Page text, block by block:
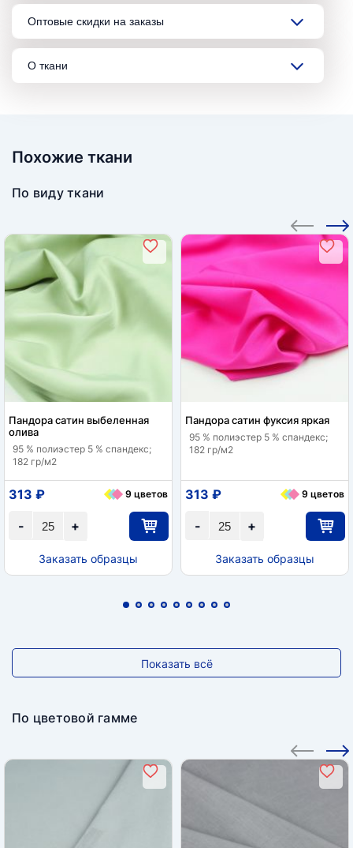
Оптовые скидки на заказы
О ткани
Похожие ткани
По виду ткани
Пандора сатин выбеленная
олива
95 % полиэстер 5 % спандекс;
182 гр/м2
+
-
313 ₽ 9 цветов
Заказать образцы
Пандора сатин фуксия яркая
95 % полиэстер 5 % спандекс;
182 гр/м2
+
-
313 ₽ 9 цветов
Заказать образцы
Показать всё
По цветовой гамме